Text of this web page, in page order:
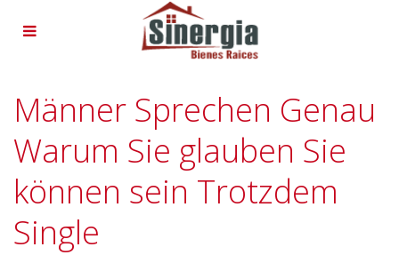
Männer Sprechen Genau
Warum Sie glauben Sie
können sein Trotzdem
Single